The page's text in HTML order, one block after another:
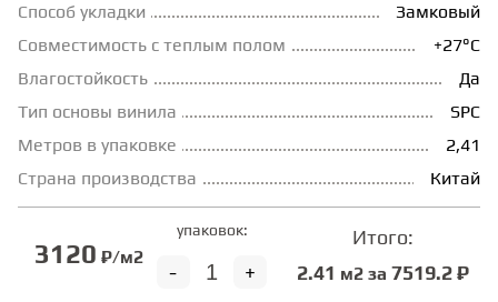
ФАНЕРА
МИНЕРАЛЬНО-КАМЕННЫЙ
ЛАМИНАТ MSPC
Способ укладки
Замковый
Совместимость с теплым полом
+27°С
Влагостойкость
Да
Тип основы винила
SPC
Метров в упаковке
2,41
Страна производства
Китай
3120 ₽/м2
упаковок:
+
-
Итого:
2.41 м2 за 7519.2 ₽